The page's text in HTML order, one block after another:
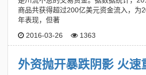
商品共获得超过200亿美元资金流入，为
年表现，但著
2016-03-26
1363
外资抛开暴跌阴影 火速